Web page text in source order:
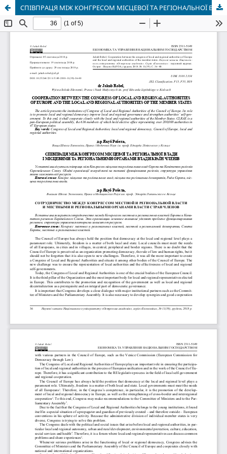
СПІВПРАЦЯ МІЖ КОНГРЕСОМ МІСЦЕВОЇ ТА РЕГІОНАЛЬНОЇ ВЛАДИ І МІСЦЕВИМИ ТА РЕГІОНАЛЬНИМИ ОРГАНАМИ ВЛАДИ КРАЇН ЧЛЕНІВ